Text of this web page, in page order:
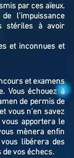
par ces aïeux.
l'impuissance
stériles à avoir
et inconnues et
et examens
Vous échouez à
de permis de
vous n’en savez
vous apportera le
mènera enfin
libérera des
vos échecs.